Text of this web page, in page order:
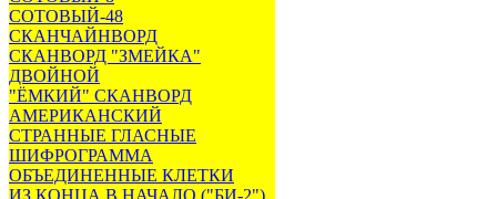
СОТОВЫЙ-48
СКАНЧАЙНВОРД
СКАНВОРД "ЗМЕЙКА"
ДВОЙНОЙ
"ЁМКИЙ" СКАНВОРД
АМЕРИКАНСКИЙ
СТРАННЫЕ ГЛАСНЫЕ
ШИФРОГРАММА
ОБЪЕДИНЕННЫЕ КЛЕТКИ
ИЗ КОНЦА В НАЧАЛО ("БИ-2")